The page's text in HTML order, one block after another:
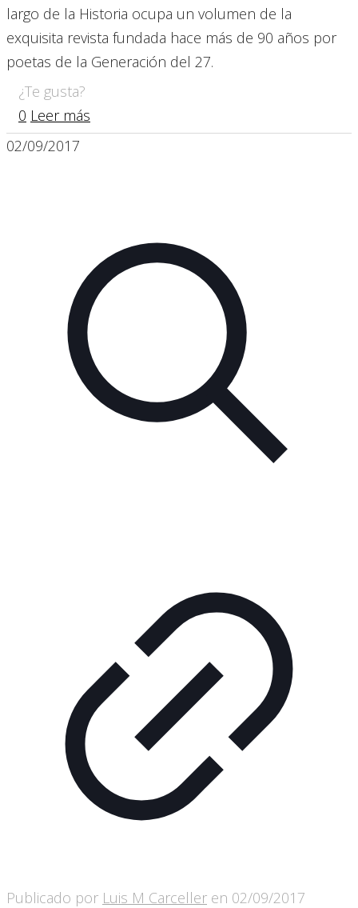
largo de la Historia ocupa un volumen de la
exquisita revista fundada hace más de 90 años por
poetas de la Generación del 27.
¿Te gusta?
0 Leer más
02/09/2017
Publicado por Luis M Carceller en 02/09/2017